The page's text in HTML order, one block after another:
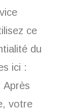
ce
du
ici :
Après
votre